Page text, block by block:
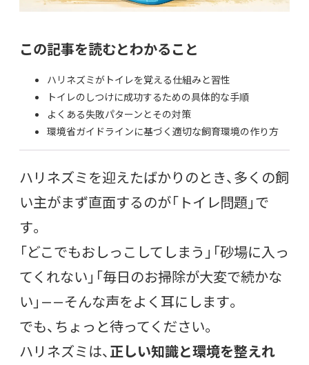
この記事を読むとわかること
ハリネズミがトイレを覚える仕組みと習性
トイレのしつけに成功するための具体的な手順
よくある失敗パターンとその対策
環境省ガイドラインに基づく適切な飼育環境の作り方
ハリネズミを迎えたばかりのとき、多くの飼
い主がまず直面するのが「トイレ問題」で
す。
「どこでもおしっこしてしまう」「砂場に入っ
てくれない」「毎日のお掃除が大変で続かな
い」——そんな声をよく耳にします。
でも、ちょっと待ってください。
ハリネズミは、正しい知識と環境を整えれ